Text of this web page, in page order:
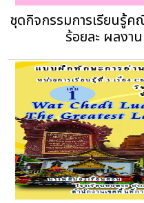
ชุดกิจกรรมการเรียนรู้ค
ร้อยละ ผลงา